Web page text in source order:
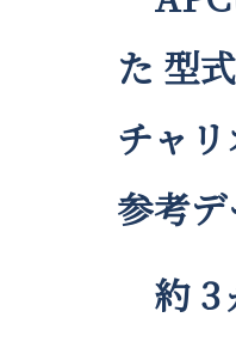
た 型
チャ
参考
約 3